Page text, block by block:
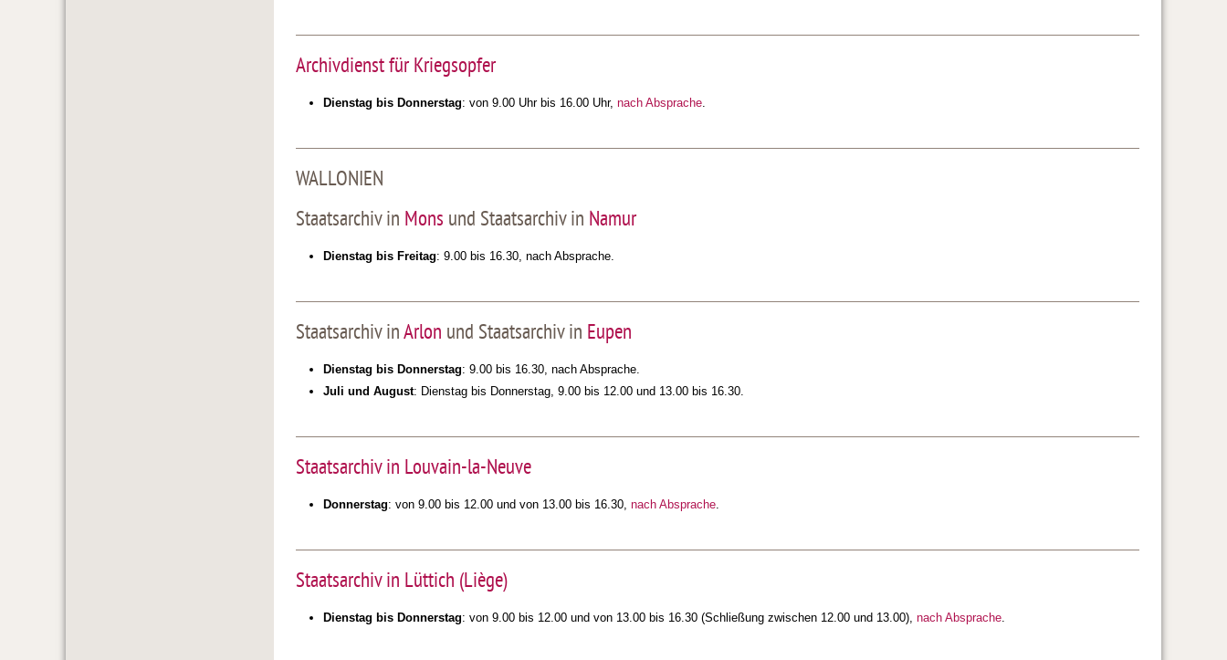
Archivdienst für Kriegsopfer
Dienstag bis Donnerstag: von 9.00 Uhr bis 16.00 Uhr, nach Absprache.
WALLONIEN
Staatsarchiv in Mons und Staatsarchiv in Namur
Dienstag bis Freitag: 9.00 bis 16.30, nach Absprache.
Staatsarchiv inArlon und Staatsarchiv in Eupen
Dienstag bis Donnerstag: 9.00 bis 16.30, nach Absprache.
Juli und August: Dienstag bis Donnerstag, 9.00 bis 12.00 und 13.00 bis 16.30.
Staatsarchiv in Louvain-la-Neuve
Donnerstag: von 9.00 bis 12.00 und von 13.00 bis 16.30, nach Absprache.
Staatsarchiv in Lüttich (Liège)
Dienstag bis Donnerstag: von 9.00 bis 12.00 und von 13.00 bis 16.30 (Schließung zwischen 12.00 und 13.00), nach Absprache.